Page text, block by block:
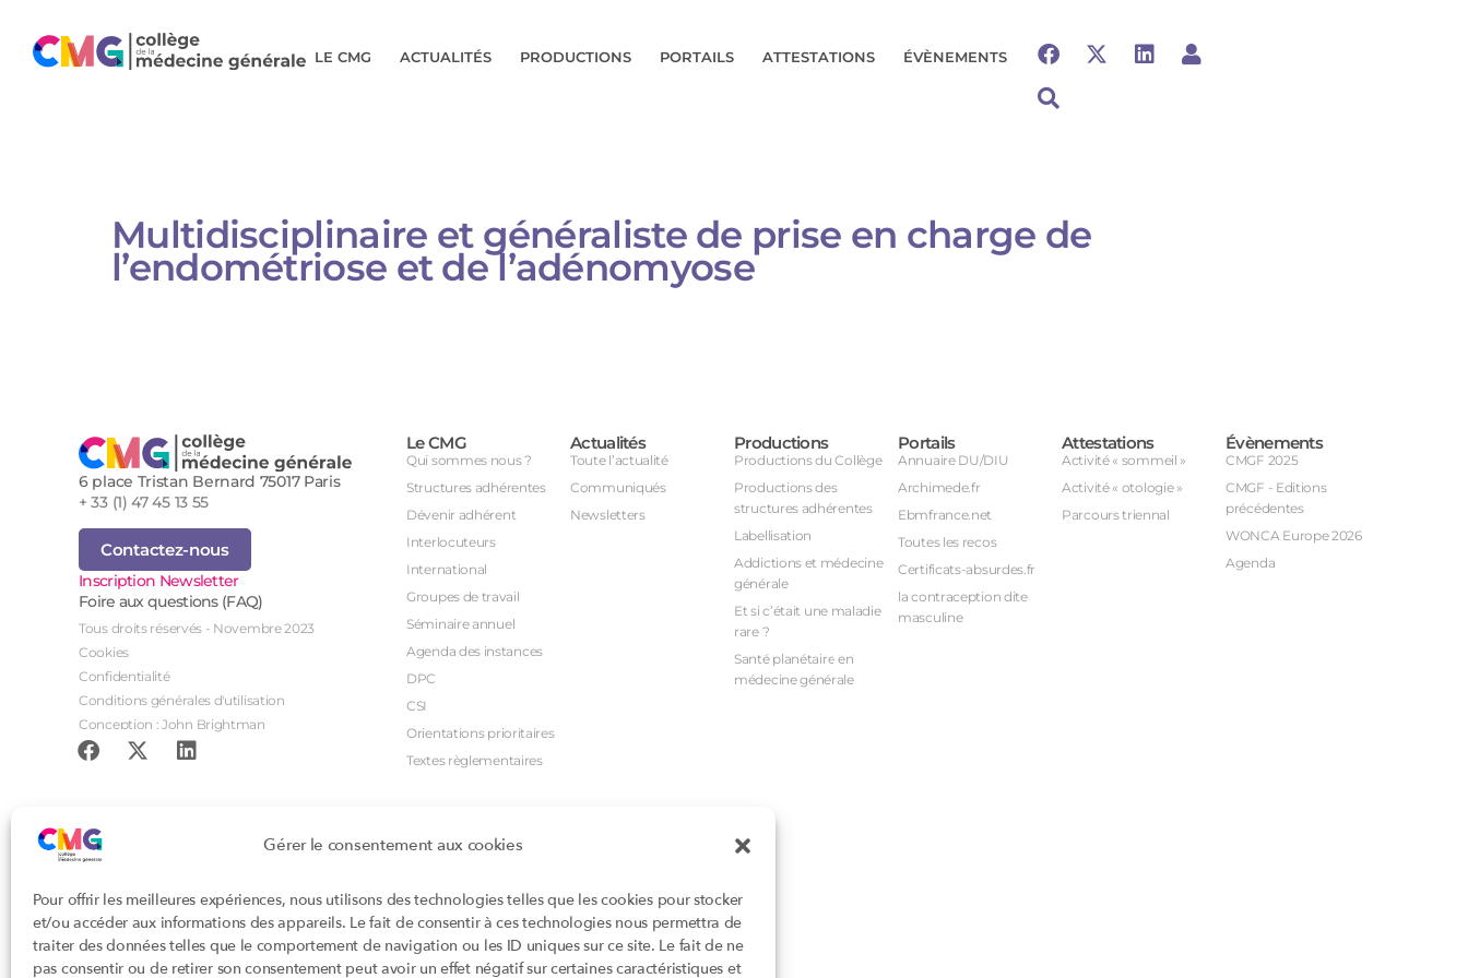
Gérer le consentement aux cookies
Pour offrir les meilleures expériences, nous utilisons des technologies telles que les cookies pour stocker
et/ou accéder aux informations des appareils. Le fait de consentir à ces technologies nous permettra de
traiter des données telles que le comportement de navigation ou les ID uniques sur ce site. Le fait de ne
pas consentir ou de retirer son consentement peut avoir un effet négatif sur certaines caractéristiques et
LE CMG ACTUALITÉS PRODUCTIONS PORTAILS ATTESTATIONS ÉVÈNEMENTS
Multidisciplinaire et généraliste de prise en charge de
l’endométriose et de l’adénomyose
6 place Tristan Bernard 75017 Paris
+ 33 (1) 47 45 13 55
Contactez-nous
Inscription Newsletter
Foire aux questions (FAQ)
Tous droits réservés - Novembre 2023
Cookies
Confidentialité
Conditions générales d'utilisation
Conception : John Brightman
Le CMG
Qui sommes nous ?
Structures adhérentes
Dévenir adhérent
Interlocuteurs
International
Groupes de travail
Séminaire annuel
Agenda des instances
DPC
CSI
Orientations prioritaires
Textes règlementaires
Actualités
Toute l’actualité
Communiqués
Newsletters
Productions
Productions du Collège
Productions des
structures adhérentes
Labellisation
Addictions et médecine
générale
Et si c’était une maladie
rare ?
Santé planétaire en
médecine générale
Portails
Annuaire DU/DIU
Archimede.fr
Ebmfrance.net
Toutes les recos
Certificats-absurdes.fr
la contraception dite
masculine
Attestations
Activité « sommeil »
Activité « otologie »
Parcours triennal
Évènements
CMGF 2025
CMGF - Editions
précédentes
WONCA Europe 2026
Agenda